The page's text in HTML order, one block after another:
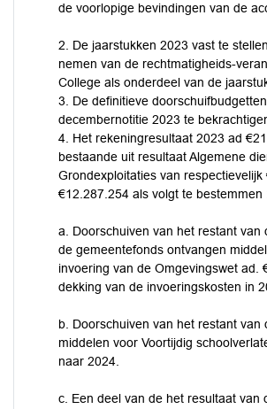
de voorlopige bevindingen van de
2. De jaarstukken 2023 vast te
nemen van de rechtmatigheids-
College als onderdeel van de
3. De definitieve
decembernotitie 2023 te
4. Het rekeningresultaat 2023 ad
bestaande uit resultaat Algemene
Grondexploitaties van respectievelijk
€12.287.254 als volgt te bestemmen
a. Doorschuiven van het restant van
de gemeentefonds ontvangen
invoering van de Omgevingswet ad.
dekking van de invoeringskosten in
b. Doorschuiven van het restant van
middelen voor Voortijdig
naar 2024.
c. Een deel van de het resultaat van